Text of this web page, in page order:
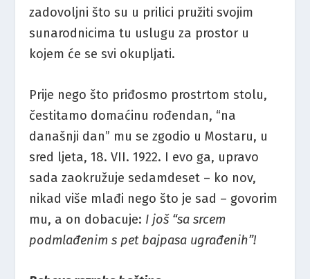
zadovoljni što su u prilici pružiti svojim
sunarodnicima tu uslugu za prostor u
kojem će se svi okupljati.
Prije nego što priđosmo prostrtom stolu,
čestitamo domaćinu rođendan, “na
današnji dan” mu se zgodio u Mostaru, u
sred ljeta, 18. VII. 1922. I evo ga, upravo
sada zaokružuje sedamdeset – ko nov,
nikad više mlađi nego što je sad – govorim
mu, a on dobacuje: I još “sa srcem
podmlađenim s pet bajpasa ugrađenih”!